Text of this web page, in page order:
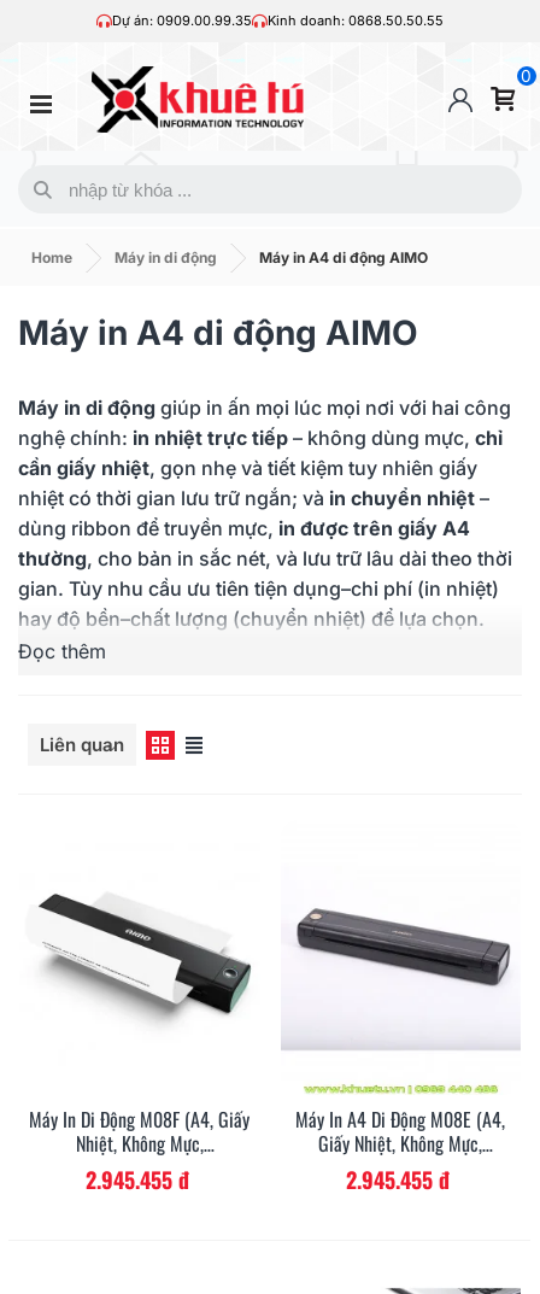
Dự án: 0909.00.99.35 Kinh doanh: 0868.50.50.55
0
Home Máy in di động Máy in A4 di động AIMO
Máy in A4 di động AIMO
Máy in di động giúp in ấn mọi lúc mọi nơi với hai công
nghệ chính: in nhiệt trực tiếp – không dùng mực, chỉ
cần giấy nhiệt, gọn nhẹ và tiết kiệm tuy nhiên giấy
nhiệt có thời gian lưu trữ ngắn; và in chuyển nhiệt –
dùng ribbon để truyền mực, in được trên giấy A4
thường, cho bản in sắc nét, và lưu trữ lâu dài theo thời
gian. Tùy nhu cầu ưu tiên tiện dụng–chi phí (in nhiệt)
hay độ bền–chất lượng (chuyển nhiệt) để lựa chọn.
220.000 đ
Đọc thêm
Liên quan
Máy In Di Động M08F (A4, Giấy
Nhiệt, Không Mực,
Bluetooth/USB-C)
2.945.455 đ
Máy In A4 Di Động M08E (A4,
Giấy Nhiệt, Không Mực,
Bluetooth/USB-C)
2.945.455 đ